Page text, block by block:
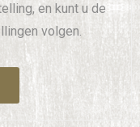
en kunt u de
volgen.